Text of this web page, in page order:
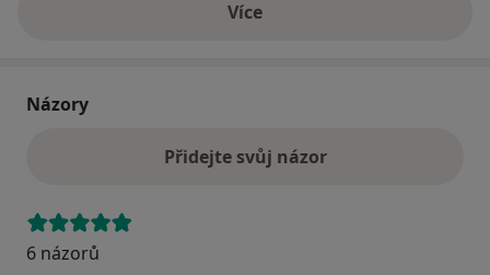
Víceo adrese
Názory
Přidejte svůj názor
6 názorů